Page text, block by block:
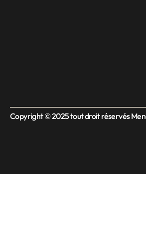
Copyright © 2025 tout droit réservés